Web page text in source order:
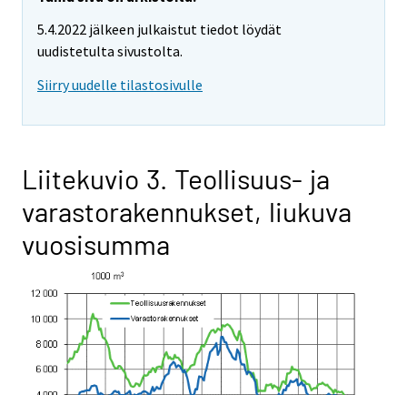
5.4.2022 jälkeen julkaistut tiedot löydät
uudistetulta sivustolta.
Siirry uudelle tilastosivulle
Liitekuvio 3. Teollisuus- ja
varastorakennukset, liukuva
vuosisumma